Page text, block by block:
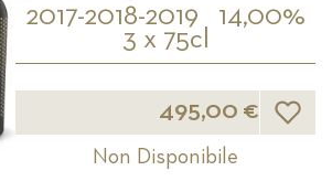
2017-2018-2019
14,00%
3 x 75cl
495,00 € Lista
Non Disponibile